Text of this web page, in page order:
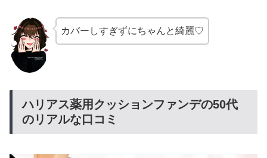
カバーしすぎずにちゃんと綺麗♡
ハリアス薬用クッションファンデの50代
のリアルな口コミ